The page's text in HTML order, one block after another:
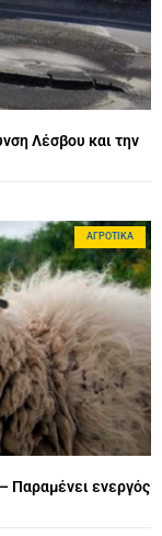
Λέσβου και την
ΑΓΡΟΤΙΚΆ
Παραμένει ενεργός